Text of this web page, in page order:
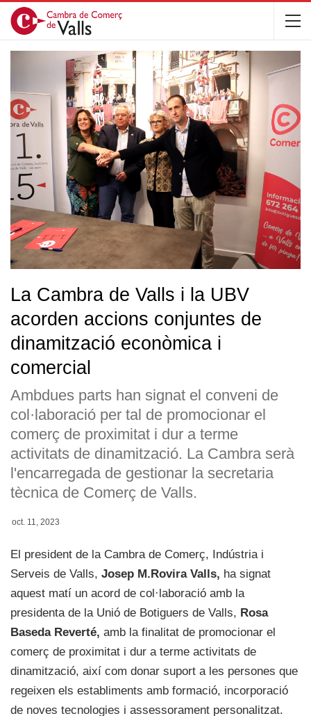
La Cambra de Valls i la UBV
acorden accions conjuntes de
dinamització econòmica i
comercial
Ambdues parts han signat el conveni de
col·laboració per tal de promocionar el
comerç de proximitat i dur a terme
activitats de dinamització. La Cambra serà
l'encarregada de gestionar la secretaria
tècnica de Comerç de Valls.
oct. 11, 2023
El president de la Cambra de Comerç, Indústria i
Serveis de Valls, Josep M.Rovira Valls, ha signat
aquest matí un acord de col·laboració amb la
presidenta de la Unió de Botiguers de Valls, Rosa
Baseda Reverté, amb la finalitat de promocionar el
comerç de proximitat i dur a terme activitats de
dinamització, així com donar suport a les persones que
regeixen els establiments amb formació, incorporació
de noves tecnologies i assessorament personalitzat.